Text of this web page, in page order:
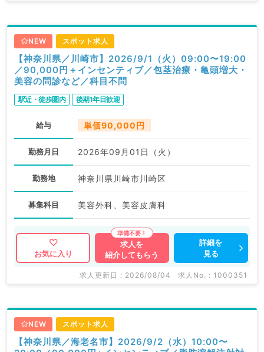
NEW スポット求人
【神奈川県／川崎市】2026/9/1（火）09:00〜19:00
／90,000円＋インセンティブ／包茎治療・亀頭増大・
美容の問診など／科目不問
駅近・徒歩圏内 後期1年目歓迎
給与 単価90,000円
勤務月日 2026年09月01日（火）
勤務地 神奈川県川崎市川崎区
募集科目 美容外科、美容皮膚科
お気に入り
求人を
紹介してもらう
詳細を
見る
求人更新日 : 2026/08/04 求人No. : 1000351
NEW スポット求人
【神奈川県／海老名市】2026/9/2（水）10:00〜